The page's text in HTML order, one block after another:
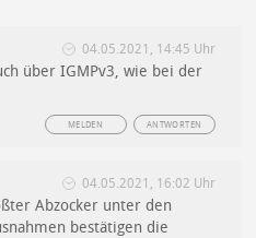
04.05.2021, 14:45 Uhr
über IGMPv3, wie bei der
ANTWORTEN
MELDEN
04.05.2021, 16:02 Uhr
Abzocker unter den
bestätigen die